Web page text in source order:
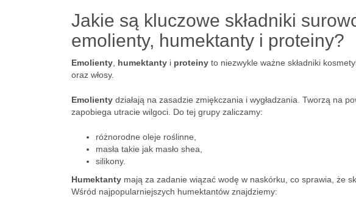
Jakie są kluczowe składniki
emolienty, humektanty i proteiny?
Emolienty humektanty i proteiny to niezwykle ważne składniki
oraz włosy.
Emolienty działają na zasadzie zmiękczania i wygładzania. Tworzą na
zapobiega utracie wilgoci. Do tej grupy zaliczamy:
różnorodne oleje roślinne,
masła takie jak masło shea,
silikony.
Humektanty mają za zadanie wiązać wodę w naskórku, co sprawia, że
Wśród najpopularniejszych humektantów znajdziemy: